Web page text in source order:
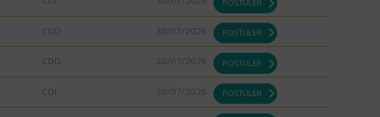
POSTULER
CDD 30/07/2026 POSTULER
CDD 30/07/2026 POSTULER
CDI 30/07/2026 POSTULER